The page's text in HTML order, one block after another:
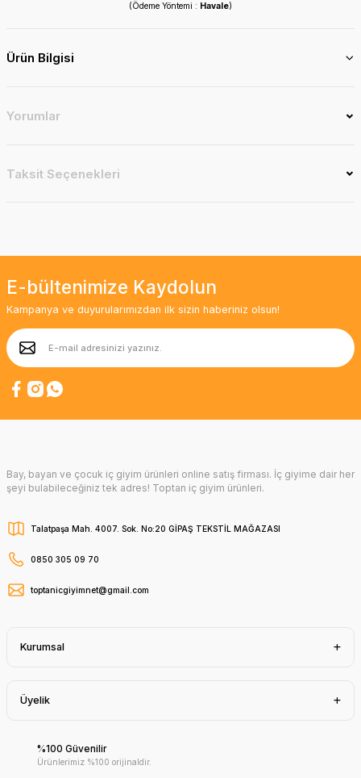
(Ödeme Yöntemi : Havale)
Ürün Bilgisi
Yorumlar
Taksit Seçenekleri
E-bültenimize Kaydolun
Kampanya ve duyurularımızdan ilk sizin haberiniz olsun!
Bay, bayan ve çocuk iç giyim ürünleri online satış firması. İç giyime dair her
şeyi bulabileceğiniz tek adres! Toptan iç giyim ürünleri.
Talatpaşa Mah. 4007. Sok. No:20 GİPAŞ TEKSTİL MAĞAZASI
0850 305 09 70
toptanicgiyimnet@gmail.com
Kurumsal
Üyelik
%100 Güvenilir
Ürünlerimiz %100 orijinaldir.